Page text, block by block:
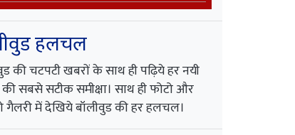
हलचल
की चटपटी खबरों के साथ ही पढ़िये हर नयी
सबसे सटीक समीक्षा। साथ ही फोटो और
गैलरी में देखिये बॉलीवुड की हर हलचल।